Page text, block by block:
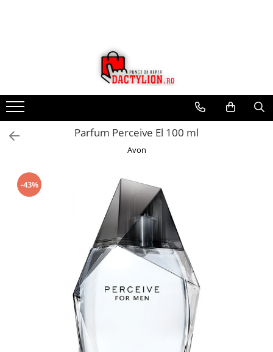
Parfum Perceive El 100 ml
Avon
-43%